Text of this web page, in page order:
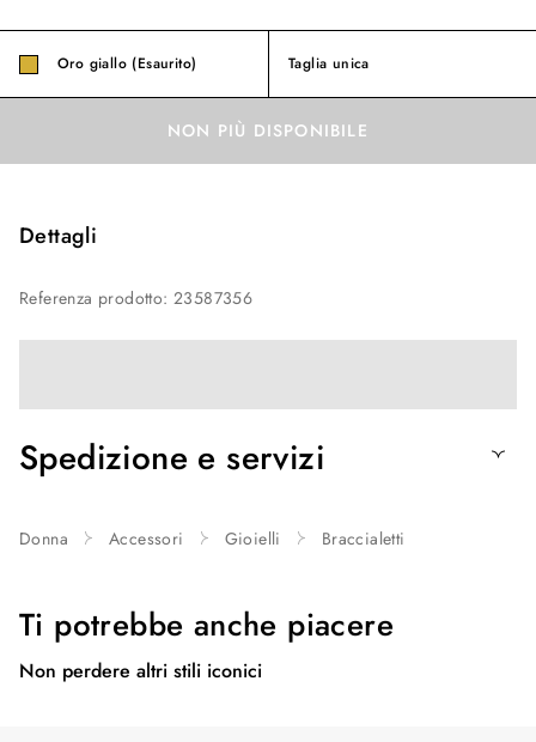
Oro giallo (Esaurito) Taglia unica
NON PIÙ DISPONIBILE
Dettagli
Referenza prodotto:23587356
Spedizione e servizi
Donna Accessori Gioielli Braccialetti
Ti potrebbe anche piacere
Non perdere altri stili iconici